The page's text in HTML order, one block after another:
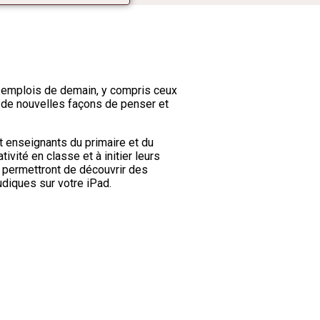
de demain, y compris ceux
de nouvelles façons de penser et
du primaire et du
en classe et à initier leurs
de découvrir des
sur votre iPad.